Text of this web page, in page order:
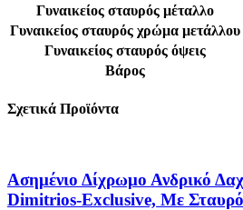
Γυναικείος σταυρός μέταλλο
Γυναικείος σταυρός χρώμα μετάλλου
Γυναικείος σταυρός όψεις
Βάρος
Σχετικά Προϊόντα
Ασημένιο Δίχρωμο Ανδρικό
Dimitrios-Exclusive, Mε